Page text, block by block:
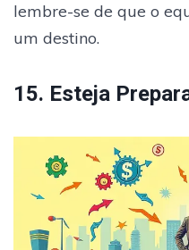
lembre-se de que o
um destino.
15. Esteja